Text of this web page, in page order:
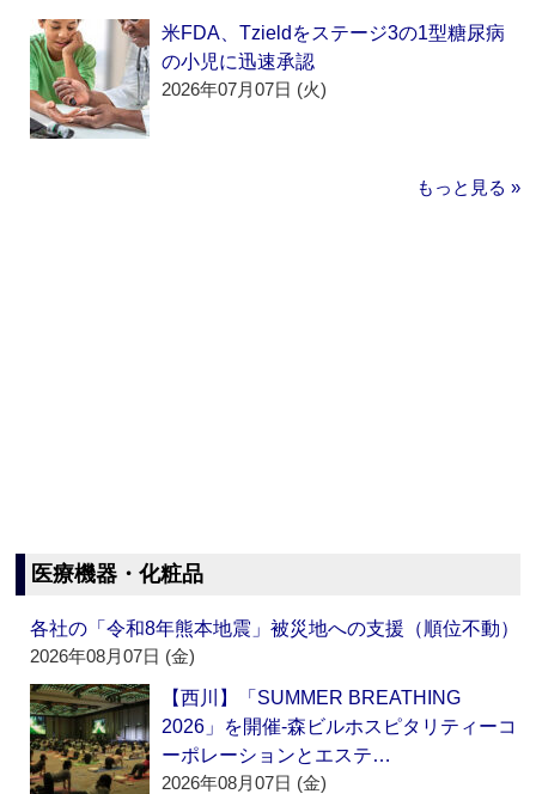
米FDA、Tzieldをステージ3の1型糖尿病
の小児に迅速承認
2026年07月07日 (火)
もっと見る »
医療機器・化粧品
各社の「令和8年熊本地震」被災地への支援（順位不動）
2026年08月07日 (金)
【西川】「SUMMER BREATHING
2026」を開催‐森ビルホスピタリティーコ
ーポレーションとエステ…
2026年08月07日 (金)